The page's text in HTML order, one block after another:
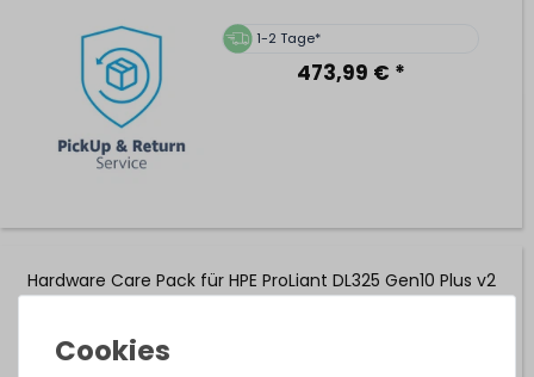
1-2 Tage*
473,99 € *
Hardware Care Pack für HPE ProLiant DL325 Gen10 Plus v2
Server - 3 Jahre mit NBD-Support & 5x9 Vor-Ort-Service